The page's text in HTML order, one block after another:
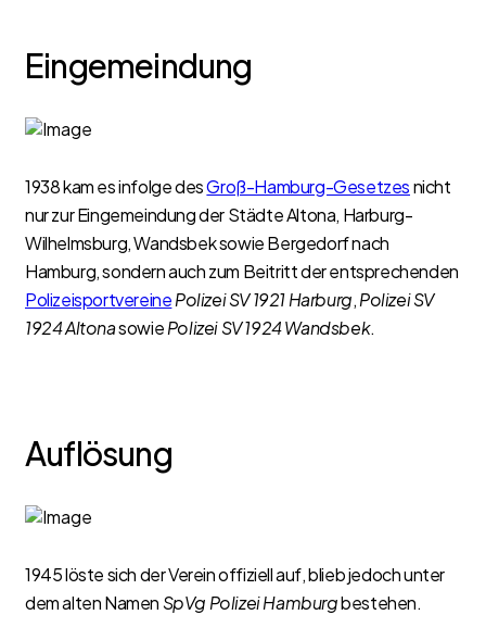
Eingemeindung
1938 kam es infolge desGroß-Hamburg-Gesetzesnicht
nur zur Eingemeindung der Städte Altona, Harburg-
Wilhelmsburg, Wandsbek sowie Bergedorf nach
Hamburg, sondern auch zum Beitritt der entsprechenden
PolizeisportvereinePolizei SV 1921 Harburg,Polizei SV
1924 AltonasowiePolizei SV 1924 Wandsbek.
Auflösung
1945 löste sich der Verein offiziell auf, blieb jedoch unter
dem alten Namen SpVg Polizei Hamburgbestehen.